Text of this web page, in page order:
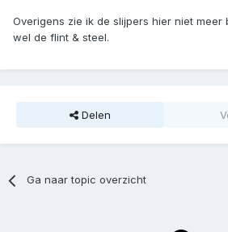
Overigens zie ik de slijpers hier niet meer
wel de flint & steel.
Delen
Ga naar topic overzicht